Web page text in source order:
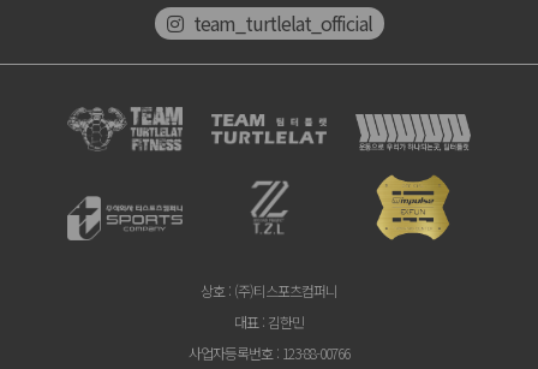
team_turtlelat_official
상호 : (주)티스포츠컴퍼니
대표 : 김한민
사업자등록번호 : 123-88-00766